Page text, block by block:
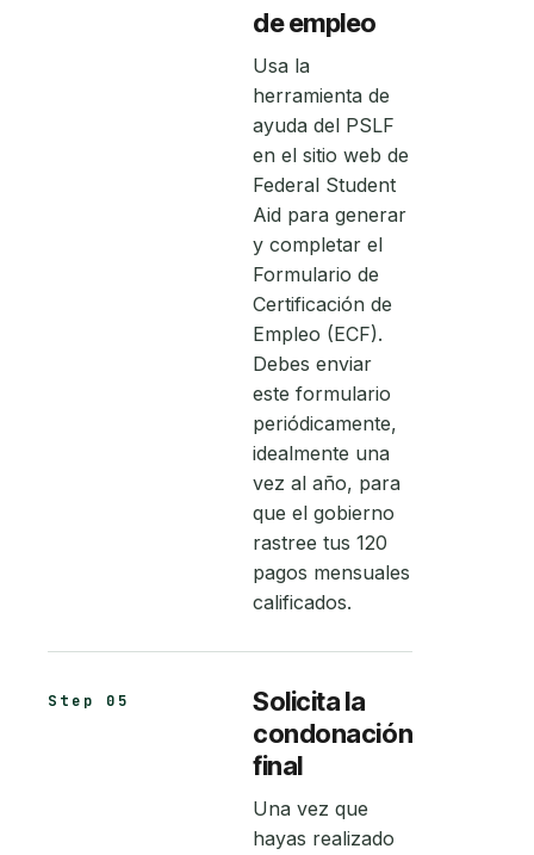
de empleo
Usa la
herramienta de
ayuda del PSLF
en el sitio web de
Federal Student
Aid para generar
y completar el
Formulario de
Certificación de
Empleo (ECF).
Debes enviar
este formulario
periódicamente,
idealmente una
vez al año, para
que el gobierno
rastree tus 120
pagos mensuales
calificados.
Step 05
Solicita la
condonación
final
Una vez que
hayas realizado